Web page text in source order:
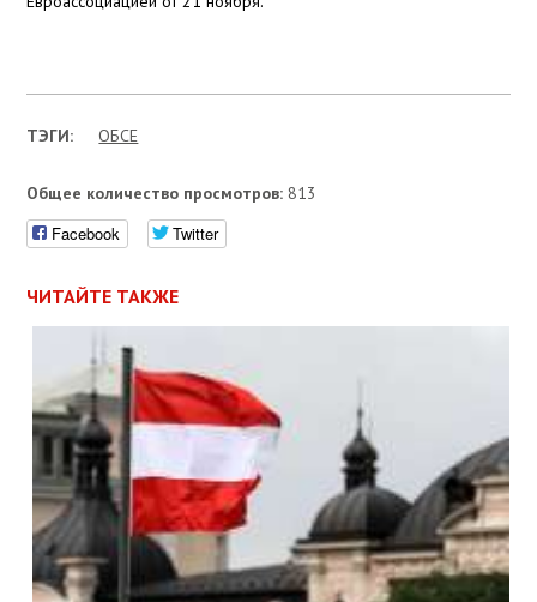
ТЭГИ: ОБСЕ
Общее количество просмотров: 813
Facebook Twitter
ЧИТАЙТЕ ТАКЖЕ